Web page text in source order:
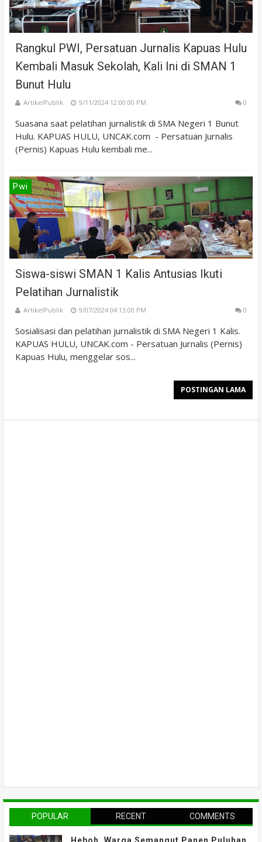
Rangkul PWI, Persatuan Jurnalis Kapuas Hulu
Kembali Masuk Sekolah, Kali Ini di SMAN 1
Bunut Hulu
ArtikelPublik 9/11/2024 12:00:00 PM 0
Suasana saat pelatihan jurnalistik di SMA Negeri 1 Bunut
Hulu. KAPUAS HULU, UNCAK.com - Persatuan Jurnalis
(Pernis) Kapuas Hulu kembali me...
Pwi
Siswa-siswi SMAN 1 Kalis Antusias Ikuti
Pelatihan Jurnalistik
ArtikelPublik 9/07/2024 04:13:00 PM 0
Sosialisasi dan pelatihan jurnalistik di SMA Negeri 1 Kalis.
KAPUAS HULU, UNCAK.com - Persatuan Jurnalis (Pernis)
Kapuas Hulu, menggelar sos...
POSTINGAN LAMA
POPULAR RECENT COMMENTS
Heboh, Warga Semangut Panen Puluhan